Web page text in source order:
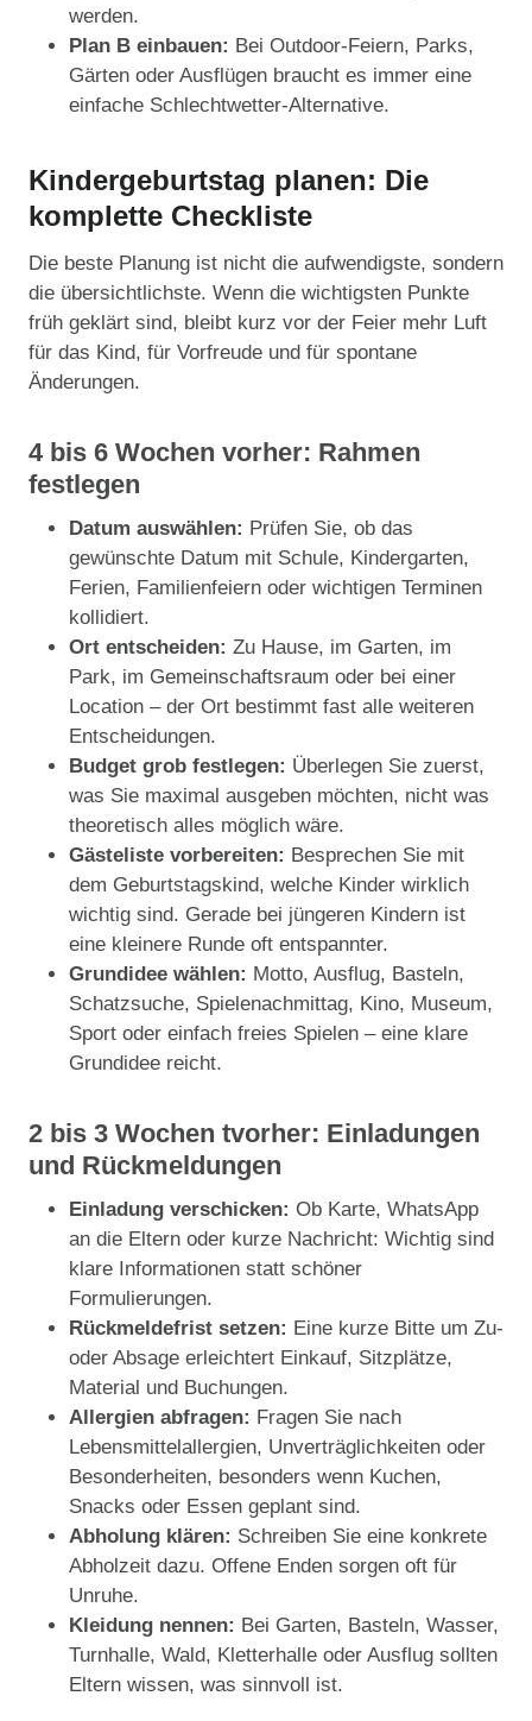
werden.
Plan B einbauen: Bei Outdoor-Feiern, Parks,
Gärten oder Ausflügen braucht es immer eine
einfache Schlechtwetter-Alternative.
Kindergeburtstag planen: Die
komplette Checkliste
Die beste Planung ist nicht die aufwendigste, sondern
die übersichtlichste. Wenn die wichtigsten Punkte
früh geklärt sind, bleibt kurz vor der Feier mehr Luft
für das Kind, für Vorfreude und für spontane
Änderungen.
4 bis 6 Wochen vorher: Rahmen
festlegen
Datum auswählen: Prüfen Sie, ob das
gewünschte Datum mit Schule, Kindergarten,
Ferien, Familienfeiern oder wichtigen Terminen
kollidiert.
Ort entscheiden: Zu Hause, im Garten, im
Park, im Gemeinschaftsraum oder bei einer
Location – der Ort bestimmt fast alle weiteren
Entscheidungen.
Budget grob festlegen: Überlegen Sie zuerst,
was Sie maximal ausgeben möchten, nicht was
theoretisch alles möglich wäre.
Gästeliste vorbereiten: Besprechen Sie mit
dem Geburtstagskind, welche Kinder wirklich
wichtig sind. Gerade bei jüngeren Kindern ist
eine kleinere Runde oft entspannter.
Grundidee wählen: Motto, Ausflug, Basteln,
Schatzsuche, Spielenachmittag, Kino, Museum,
Sport oder einfach freies Spielen – eine klare
Grundidee reicht.
2 bis 3 Wochen tvorher: Einladungen
und Rückmeldungen
Einladung verschicken: Ob Karte, WhatsApp
an die Eltern oder kurze Nachricht: Wichtig sind
klare Informationen statt schöner
Formulierungen.
Rückmeldefrist setzen: Eine kurze Bitte um Zu-
oder Absage erleichtert Einkauf, Sitzplätze,
Material und Buchungen.
Allergien abfragen: Fragen Sie nach
Lebensmittelallergien, Unverträglichkeiten oder
Besonderheiten, besonders wenn Kuchen,
Snacks oder Essen geplant sind.
Abholung klären: Schreiben Sie eine konkrete
Abholzeit dazu. Offene Enden sorgen oft für
Unruhe.
Kleidung nennen: Bei Garten, Basteln, Wasser,
Turnhalle, Wald, Kletterhalle oder Ausflug sollten
Eltern wissen, was sinnvoll ist.